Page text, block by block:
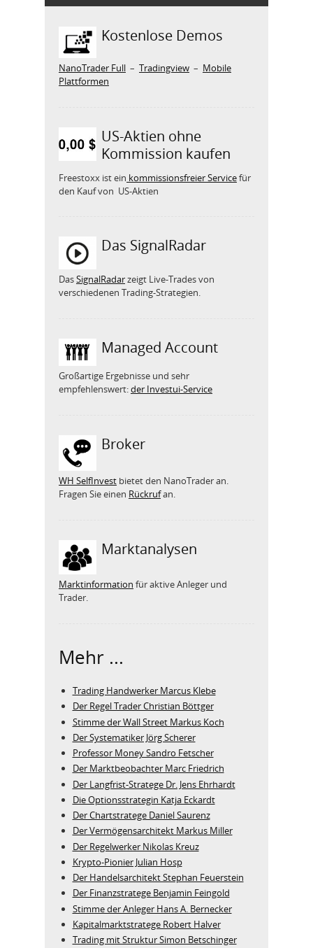
Kostenlose Demos
NanoTrader Full – Tradingview – Mobile
Plattformen
US-Aktien ohne
Kommission kaufen
Freestoxx ist ein kommissionsfreier Servicefür
den Kauf von US-Aktien
Das SignalRadar
DasSignalRadarzeigt Live-Trades von
verschiedenen Trading-Strategien.
Managed Account
Großartige Ergebnisse und sehr
empfehlenswert:der Investui-Service
Broker
WH SelfInvest bietet den NanoTrader an.
Fragen Sie einen Rückrufan.
Marktanalysen
Marktinformation für aktive Anleger und
Trader.
Mehr ...
Trading Handwerker Marcus Klebe
Der Regel Trader Christian Böttger
Stimme der Wall Street Markus Koch
Der Systematiker Jörg Scherer
Professor Money Sandro Fetscher
Der Marktbeobachter Marc Friedrich
Der Langfrist-Stratege Dr. Jens Ehrhardt
Die Optionsstrategin Katja Eckardt
Der Chartstratege Daniel Saurenz
Der Vermögensarchitekt Markus Miller
Der Regelwerker Nikolas Kreuz
Krypto-Pionier Julian Hosp
Der Handelsarchitekt Stephan Feuerstein
Der Finanzstratege Benjamin Feingold
Stimme der Anleger Hans A. Bernecker
Kapitalmarktstratege Robert Halver
Trading mit Struktur Simon Betschinger